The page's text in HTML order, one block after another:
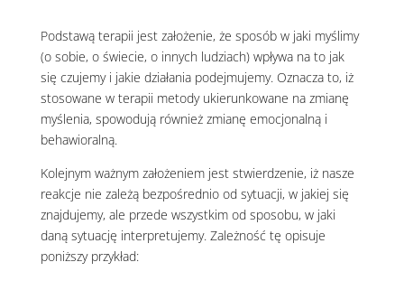
Podstawą terapii jest założenie, że sposób w jaki myślimy
(o sobie, o świecie, o innych ludziach) wpływa na to jak
się czujemy i jakie działania podejmujemy. Oznacza to, iż
stosowane w terapii metody ukierunkowane na zmianę
myślenia, spowodują również zmianę emocjonalną i
behawioralną.
Kolejnym ważnym założeniem jest stwierdzenie, iż nasze
reakcje nie zależą bezpośrednio od sytuacji, w jakiej się
znajdujemy, ale przede wszystkim od sposobu, w jaki
daną sytuację interpretujemy. Zależność tę opisuje
poniższy przykład: